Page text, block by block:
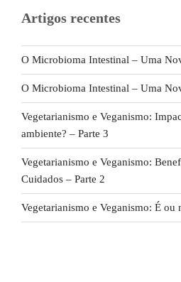
Artigos recentes
O Microbioma Intestinal – Uma
O Microbioma Intestinal – Uma
Vegetarianismo e Veganismo:
ambiente? – Parte 3
Vegetarianismo e Veganismo:
Cuidados – Parte 2
Vegetarianismo e Veganismo: É ou